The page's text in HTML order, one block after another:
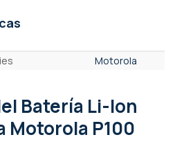
Motorola
Batería Li-Ion
Motorola P100